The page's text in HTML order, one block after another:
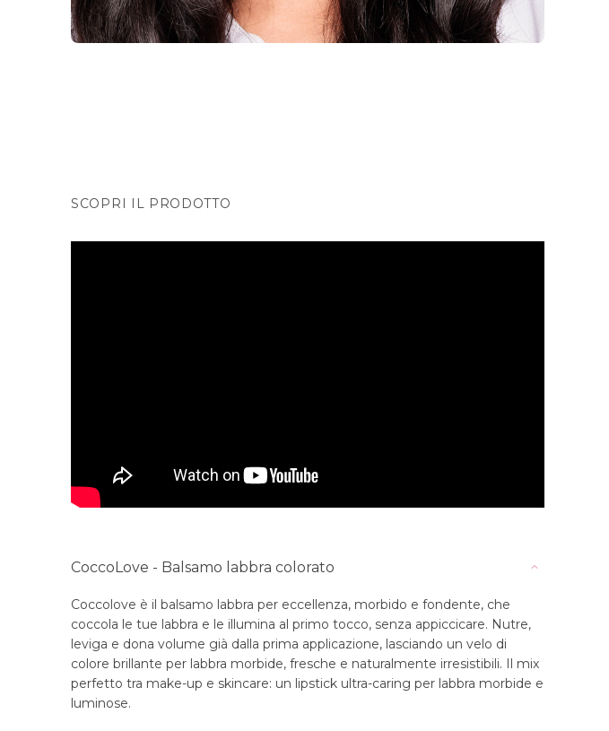
SCOPRI IL PRODOTTO
CoccoLove - Balsamo labbra colorato
Coccolove è il balsamo labbra per eccellenza, morbido e fondente, che
coccola le tue labbra e le illumina al primo tocco, senza appiccicare. Nutre,
leviga e dona volume già dalla prima applicazione, lasciando un velo di
colore brillante per labbra morbide, fresche e naturalmente irresistibili. Il mix
perfetto tra make-up e skincare: un lipstick ultra-caring per labbra morbide e
luminose.
Iscriviti allanewsletter,
ordine.